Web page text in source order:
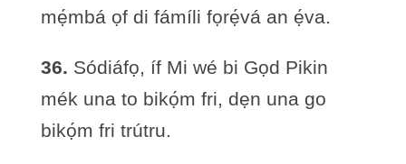
mẹ́mbá ọf di fámíli fọrẹ́vá an ẹ́va.
36. Sódiáfọ, íf Mi wé bi Gọd Pikin
mék una to bikọ́m fri, dẹn una go
bikọ́m fri trútru.